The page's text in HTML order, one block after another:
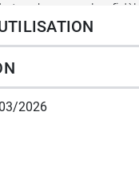
toucher nos plus
et plus
des cas d'origine
se manifeste par une
et une perte de
2026